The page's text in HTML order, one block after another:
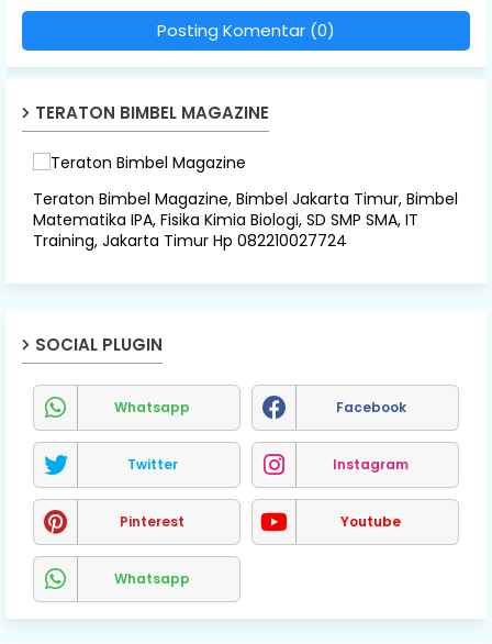
Posting Komentar (0)
TERATON BIMBEL MAGAZINE
Teraton Bimbel Magazine, Bimbel Jakarta Timur, Bimbel
Matematika IPA, Fisika Kimia Biologi, SD SMP SMA, IT
Training, Jakarta Timur Hp 082210027724
SOCIAL PLUGIN
Whatsapp Facebook
Twitter Instagram
Pinterest Youtube
Whatsapp